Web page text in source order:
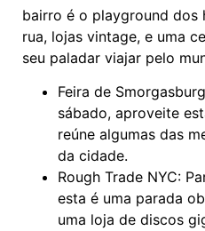
bairro é o playground dos
rua, lojas vintage, e uma
seu paladar viajar pelo
Feira de
sábado, aproveite
reúne algumas das
da cidade.
Rough Trade NYC:
esta é uma parada
uma loja de discos